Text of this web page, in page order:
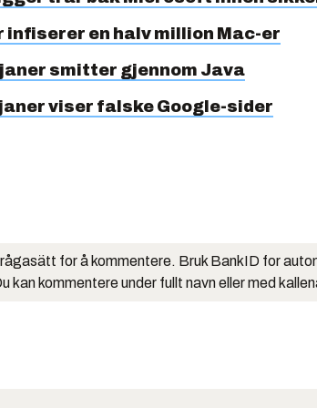
infiserer en halv million Mac-er
smitter gjennom Java
viser falske Google-sider
for å kommentere. Bruk BankID for
kan kommentere under fullt navn eller med